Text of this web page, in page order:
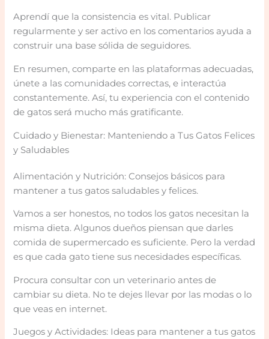
Aprendí que la consistencia es vital. Publicar
regularmente y ser activo en los comentarios ayuda a
construir una base sólida de seguidores.
En resumen, comparte en las plataformas adecuadas,
únete a las comunidades correctas, e interactúa
constantemente. Así, tu experiencia con el contenido
de gatos será mucho más gratificante.
Cuidado y Bienestar: Manteniendo a Tus Gatos Felices
y Saludables
Alimentación y Nutrición: Consejos básicos para
mantener a tus gatos saludables y felices.
Vamos a ser honestos, no todos los gatos necesitan la
misma dieta. Algunos dueños piensan que darles
comida de supermercado es suficiente. Pero la verdad
es que cada gato tiene sus necesidades específicas.
Procura consultar con un veterinario antes de
cambiar su dieta. No te dejes llevar por las modas o lo
que veas en internet.
Juegos y Actividades: Ideas para mantener a tus gatos